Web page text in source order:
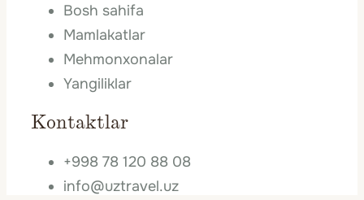
Bosh sahifa
Mamlakatlar
Mehmonxonalar
Yangiliklar
Kontaktlar
+998 78 120 88 08
info@uztravel.uz